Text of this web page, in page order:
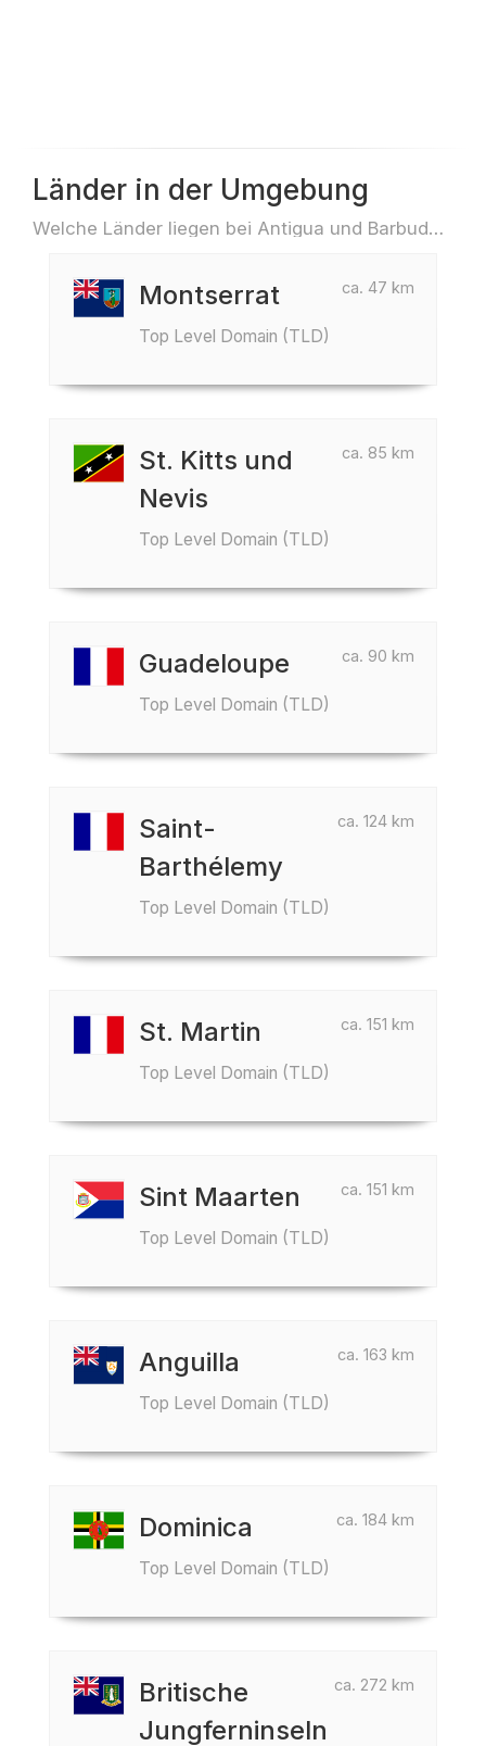
Länder in der Umgebung
Welche Länder liegen bei Antigua und Barbuda z.B. für Reisen oder Flüge
ca. 47 km
Montserrat
Top Level Domain (TLD)
ca. 85 km
St. Kitts und
Nevis
Top Level Domain (TLD)
ca. 90 km
Guadeloupe
Top Level Domain (TLD)
ca. 124 km
Saint-
Barthélemy
Top Level Domain (TLD)
ca. 151 km
St. Martin
Top Level Domain (TLD)
ca. 151 km
Sint Maarten
Top Level Domain (TLD)
ca. 163 km
Anguilla
Top Level Domain (TLD)
ca. 184 km
Dominica
Top Level Domain (TLD)
ca. 272 km
Britische
Jungferninseln